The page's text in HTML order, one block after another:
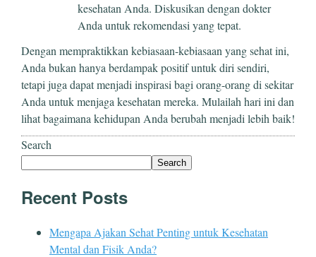
kesehatan Anda. Diskusikan dengan dokter
Anda untuk rekomendasi yang tepat.
Dengan mempraktikkan kebiasaan-kebiasaan yang sehat ini,
Anda bukan hanya berdampak positif untuk diri sendiri,
tetapi juga dapat menjadi inspirasi bagi orang-orang di sekitar
Anda untuk menjaga kesehatan mereka. Mulailah hari ini dan
lihat bagaimana kehidupan Anda berubah menjadi lebih baik!
Search
Search
Recent Posts
Mengapa Ajakan Sehat Penting untuk Kesehatan
Mental dan Fisik Anda?